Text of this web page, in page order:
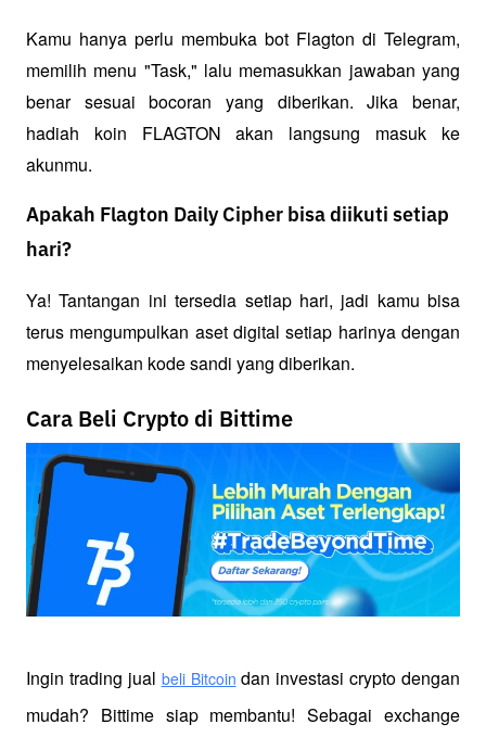
Kamu hanya perlu membuka bot Flagton di Telegram,
memilih menu "Task," lalu memasukkan jawaban yang
benar sesuai bocoran yang diberikan. Jika benar,
hadiah koin FLAGTON akan langsung masuk ke
akunmu.
Apakah Flagton Daily Cipher bisa diikuti setiap
hari?
Ya! Tantangan ini tersedia setiap hari, jadi kamu bisa
terus mengumpulkan aset digital setiap harinya dengan
menyelesaikan kode sandi yang diberikan.
Cara Beli Crypto di Bittime
Ingin trading jual beli Bitcoin dan investasi crypto dengan
mudah? Bittime siap membantu! Sebagai exchange